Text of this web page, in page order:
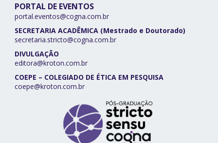
PORTAL DE EVENTOS
portal.eventos@cogna.com.br
SECRETARIA ACADÊMICA (Mestrado e Doutorado)
secretaria.stricto@cogna.com.br
DIVULGAÇÃO
editora@kroton.com.br
COEPE – COLEGIADO DE ÉTICA EM PESQUISA
coepe@kroton.com.br